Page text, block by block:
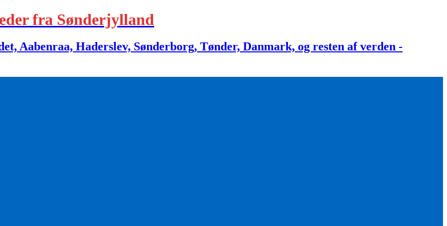
fra Sønderjylland
Aabenraa, Haderslev, Sønderborg, Tønder, Danmark, og resten af verden -